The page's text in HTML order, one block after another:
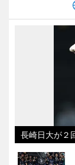
長崎日大が